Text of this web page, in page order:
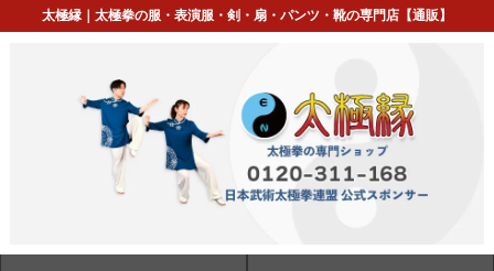
太極縁｜太極拳の服・表演服・剣・扇・パンツ・靴の専門店【通販】